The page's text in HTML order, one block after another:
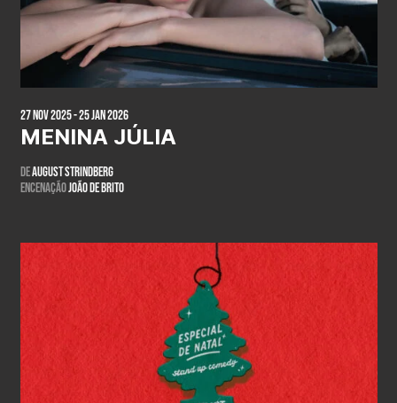
27 Nov 2025 - 25 Jan 2026
MENINA JÚLIA
DeAugust Strindberg
EncenaçãoJoão de Brito